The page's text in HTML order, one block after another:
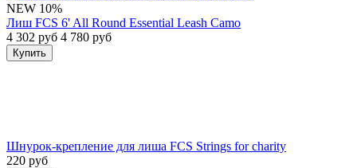
NEW 10%
Лиш FCS 6' All Round Essential Leash Camo
4 302 руб 4 780 руб
Купить
Шнурок-крепление для лиша FCS Strings for charity
220 руб